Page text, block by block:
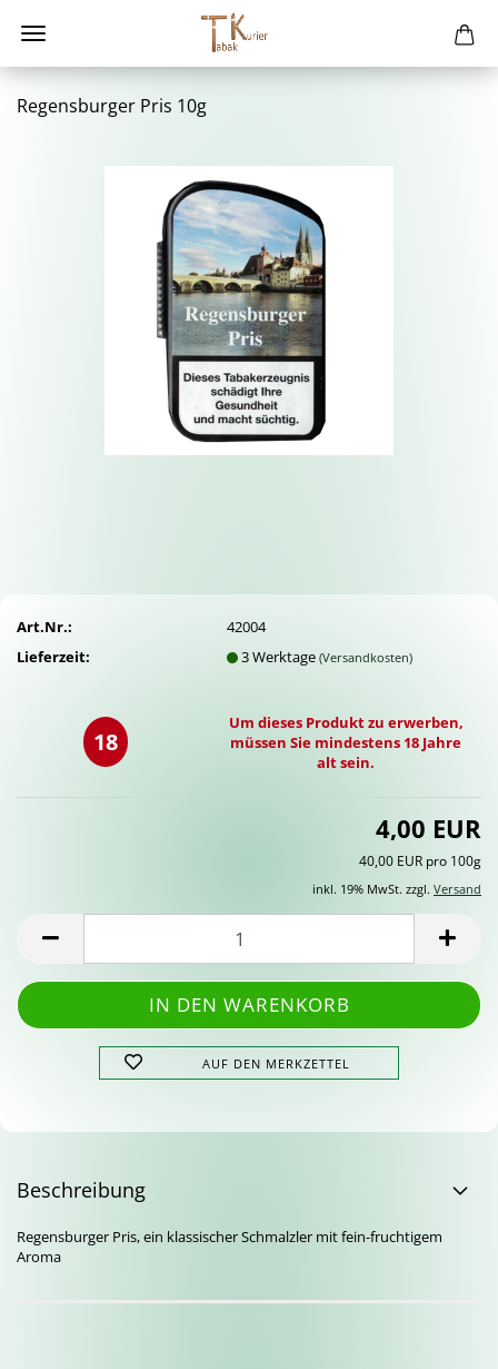
Re­gens­bur­ger Pris 10g
Art.Nr.:
42004
Lieferzeit:
3 Werktage(Versandkosten)
18
Um dieses Produkt zu erwerben,
müssen Sie mindestens 18 Jahre
alt sein.
4,00 EUR
40,00 EUR pro 100g
inkl. 19% MwSt. zzgl. Versand
AUF DEN MERKZETTEL
Beschreibung
Regensburger Pris, ein klassischer Schmalzler mit fein-fruchtigem
Aroma